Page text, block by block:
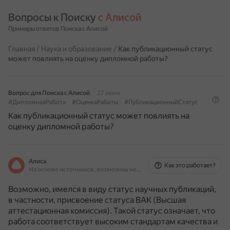
Вопросы к Поиску с Алисой
Примеры ответов Поиска с Алисой
Главная / Наука и образование / Как публикационный статус
может повлиять на оценку дипломной работы?
Вопрос для Поиска с Алисой
27 июня
#ДипломнаяРабота
#ОценкаРаботы #ПубликационныйСтатус
Как публикационный статус может повлиять на
оценку дипломной работы?
Алиса
На основе источников, возможны неточности
Как это работает?
Возможно, имелся в виду статус научных публикаций,
в частности, присвоение статуса ВАК (Высшая
аттестационная комиссия). Такой статус означает, что
работа соответствует высоким стандартам качества и